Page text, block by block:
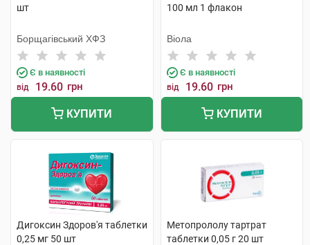
шт
Борщагівський ХФЗ
Є в наявності
від 19.60 грн
КУПИТИ
100 мл 1 флакон
Віола
Є в наявності
від 19.60 грн
КУПИТИ
Дигоксин Здоров'я таблетки
0,25 мг 50 шт
Метопрололу тартрат
таблетки 0,05 г 20 шт